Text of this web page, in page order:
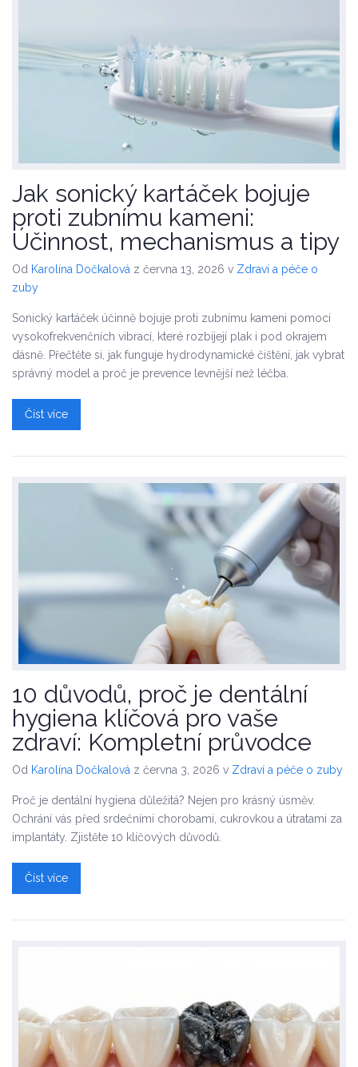
Jak sonický kartáček bojuje
proti zubnímu kameni:
Účinnost, mechanismus a tipy
Od Karolína Dočkalová z června 13, 2026 v Zdraví a péče o
zuby
Sonický kartáček účinně bojuje proti zubnímu kameni pomocí
vysokofrekvenčních vibrací, které rozbíjejí plak i pod okrajem
dásně. Přečtěte si, jak funguje hydrodynamické čištění, jak vybrat
správný model a proč je prevence levnější než léčba.
Číst více
10 důvodů, proč je dentální
hygiena klíčová pro vaše
zdraví: Kompletní průvodce
Od Karolína Dočkalová z června 3, 2026 v Zdraví a péče o zuby
Proč je dentální hygiena důležitá? Nejen pro krásný úsměv.
Ochrání vás před srdečními chorobami, cukrovkou a útratami za
implantáty. Zjistěte 10 klíčových důvodů.
Číst více